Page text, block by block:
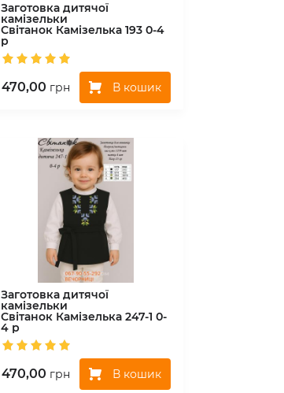
Заготовка дитячої
камізельки
Світанок Камізелька 193 0-4
р
470,00 грн В кошик
Заготовка дитячої
камізельки
Світанок Камізелька 247-1 0-
4 р
470,00 грн В кошик